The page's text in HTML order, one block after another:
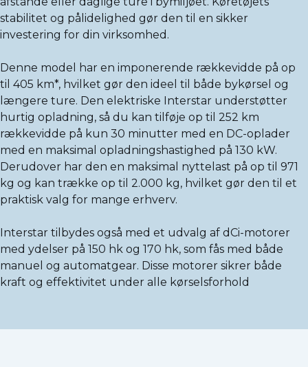
stabilitet og pålidelighed gør den til en sikker
investering for din virksomhed.
Denne model har en imponerende rækkevidde på op
til 405 km*, hvilket gør den ideel til både bykørsel og
længere ture. Den elektriske Interstar understøtter
hurtig opladning, så du kan tilføje op til 252 km
rækkevidde på kun 30 minutter med en DC-oplader
med en maksimal opladningshastighed på 130 kW.
Derudover har den en maksimal nyttelast på op til 971
kg og kan trække op til 2.000 kg, hvilket gør den til et
praktisk valg for mange erhverv.
Interstar tilbydes også med et udvalg af dCi-motorer
med ydelser på 150 hk og 170 hk, som fås med både
manuel og automatgear. Disse motorer sikrer både
kraft og effektivitet under alle kørselsforhold